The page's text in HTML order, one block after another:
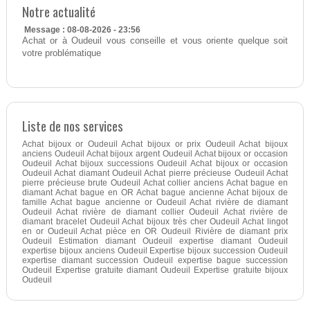
Notre actualité
Message : 08-08-2026 - 23:56
Achat or à Oudeuil vous conseille et vous oriente quelque soit
votre problématique
Liste de nos services
Achat bijoux or Oudeuil Achat bijoux or prix Oudeuil Achat bijoux
anciens Oudeuil Achat bijoux argent Oudeuil Achat bijoux or occasion
Oudeuil Achat bijoux successions Oudeuil Achat bijoux or occasion
Oudeuil Achat diamant Oudeuil Achat pierre précieuse Oudeuil Achat
pierre précieuse brute Oudeuil Achat collier anciens Achat bague en
diamant Achat bague en OR Achat bague ancienne Achat bijoux de
famille Achat bague ancienne or Oudeuil Achat rivière de diamant
Oudeuil Achat rivière de diamant collier Oudeuil Achat rivière de
diamant bracelet Oudeuil Achat bijoux très cher Oudeuil Achat lingot
en or Oudeuil Achat pièce en OR Oudeuil Rivière de diamant prix
Oudeuil Estimation diamant Oudeuil expertise diamant Oudeuil
expertise bijoux anciens Oudeuil Expertise bijoux succession Oudeuil
expertise diamant succession Oudeuil expertise bague succession
Oudeuil Expertise gratuite diamant Oudeuil Expertise gratuite bijoux
Oudeuil